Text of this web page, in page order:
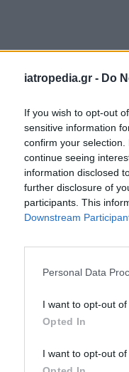
iatropedia.gr - Do
If you wish to opt-out
sensitive information
confirm your
continue seeing
information disclosed
further disclosure of
participants. This
Downstream
Personal Data
I want to opt-out
Opted In
I want to opt-out